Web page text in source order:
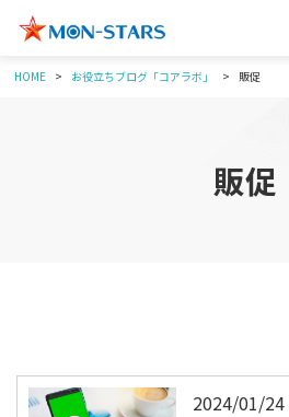
HOME お役立ちブログ「コアラボ」 販促
販促
2024/01/24